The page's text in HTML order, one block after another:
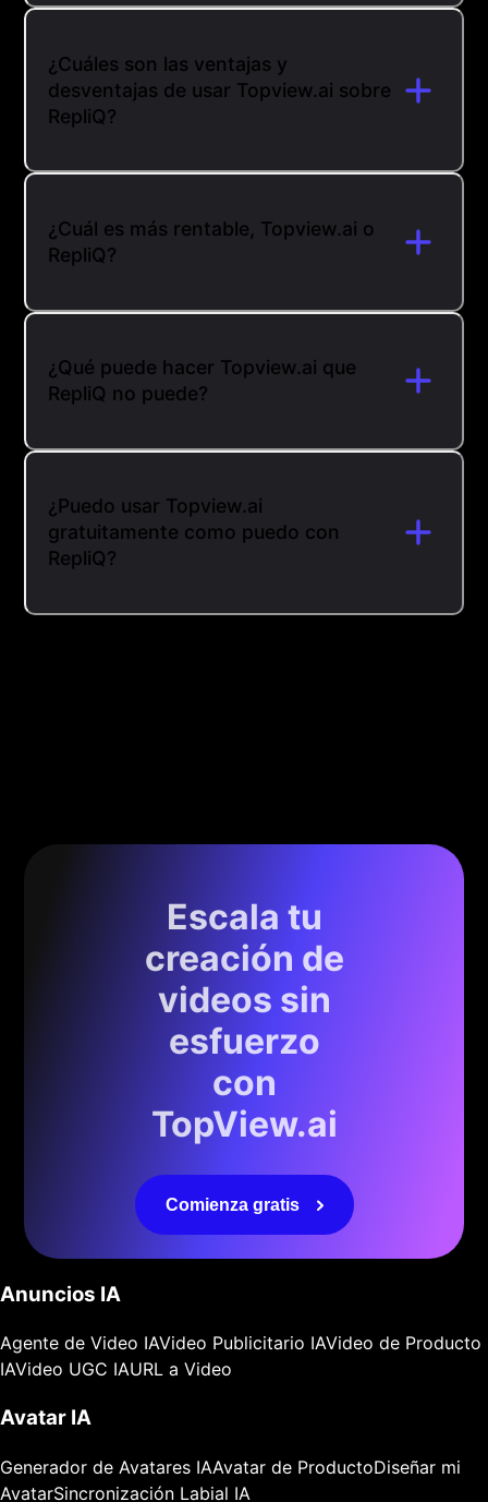
¿Cuáles son las ventajas y
desventajas de usar Topview.ai sobre
RepliQ?
¿Cuál es más rentable, Topview.ai o
RepliQ?
¿Qué puede hacer Topview.ai que
RepliQ no puede?
¿Puedo usar Topview.ai
gratuitamente como puedo con
RepliQ?
Escala tu
creación de
videos sin
esfuerzo
con
TopView.ai
Comienza gratis
Anuncios IA
Agente de Video IAVideo Publicitario IAVideo de Producto
IAVideo UGC IAURL a Video
Avatar IA
Generador de Avatares IAAvatar de ProductoDiseñar mi
AvatarSincronización Labial IA